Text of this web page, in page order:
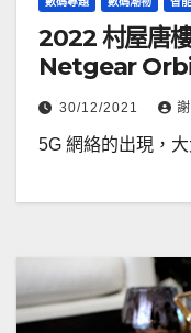
2022 村屋唐
Netgear
30/12/2021
5G 網絡的出現，